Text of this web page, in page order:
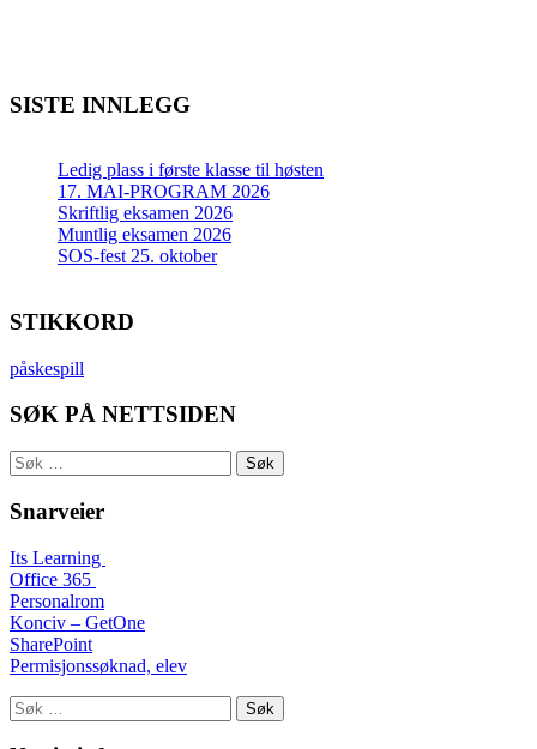
SISTE INNLEGG
Ledig plass i første klasse til høsten
17. MAI-PROGRAM 2026
Skriftlig eksamen 2026
Muntlig eksamen 2026
SOS-fest 25. oktober
STIKKORD
påskespill
SØK PÅ NETTSIDEN
Søk
etter:
Snarveier
Its Learning
Office 365
Personalrom
Konciv – GetOne
SharePoint
Permisjonssøknad, elev
Søk
etter: